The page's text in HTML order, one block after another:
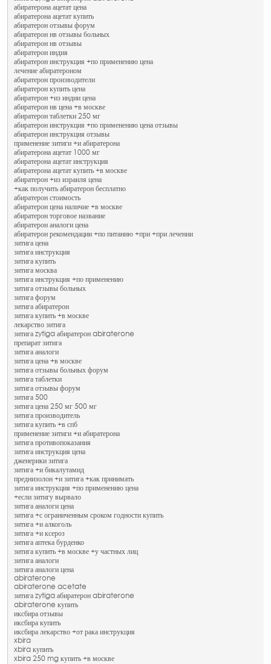
абиратерона ацетат цена
абиратерона ацетат купить
абиратерон отзывы форум
абиратерон нв отзывы больных
абиратерон нв отзывы
абиратерон индия
абиратерон инструкция +по применению цена
лечение абиратероном
абиратерон производители
абиратерон купить цена
абиратерон +из индии цена
абиратерон нв цена +в москве
абиратерон таблетки 250 мг
абиратерон инструкция +по применению цена отзывы
абиратерон инструкция отзывы
применение зитиги +и абиратерона
абиратерона ацетат 1000 мг
абиратерона ацетат инструкция
абиратерона ацетат купить +в москве
абиратерон +из израиля цена
+как получить абиратерон бесплатно
абиратерон стоимость
абиратерон цена наличие +в москве
абиратерон торговое название
абиратерон аналоги цена
абиратерон рекомендации +по питанию +при +при лечении
зитига цена
зитига инструкция
зитига купить
зитига москва
зитига инструкция +по применению
зитига отзывы больных
зитига форум
зитига абиратерон
зитига купить +в москве
лекарство зитига
зитига zytiga абиратерон abiraterone
препарат зитига
зитига аналоги
зитига цена +в москве
зитига отзывы больных форум
зитига таблетки
зитига отзывы форум
зитига 500
зитига цена 250 мг 500 мг
зитига производитель
зитига купить +в спб
применение зитиги +и абиратерона
зитига противопоказания
зитига инструкция цена
дженерики зитига
зитига +и бикалутамид
преднизолон +и зитига +как принимать
зитига инструкция +по применению цена
+если зитигу вырвало
зитига аналоги цена
зитига +с ограниченным сроком годности купить
зитига +и алкоголь
зитига +и ксероз
зитига аптека бурденко
зитига купить +в москве +у частных лиц
зитига аналоги
зитига аналоги цена
abiraterone
abiraterone acetate
зитига zytiga абиратерон abiraterone
abiraterone купить
иксбира отзывы
иксбира купить
иксбира лекарство +от рака инструкция
xbira
xbira купить
xbira 250 mg купить +в москве